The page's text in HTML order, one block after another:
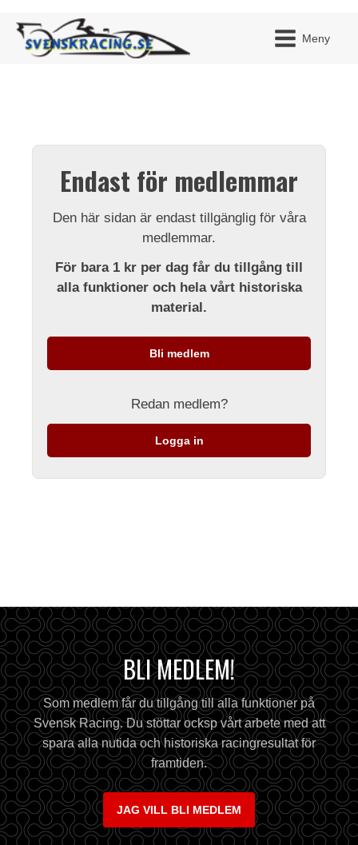
Meny
Endast för medlemmar
Den här sidan är endast tillgänglig för våra
medlemmar.
För bara 1 kr per dag får du tillgång till
alla funktioner och hela vårt historiska
material.
Bli medlem
Redan medlem?
Logga in
BLI MEDLEM!
Som medlem får du tillgång till alla funktioner på
Svensk Racing. Du stöttar ocksp vårt arbete med att
spara alla nutida och historiska racingresultat för
framtiden.
JAG VILL BLI MEDLEM